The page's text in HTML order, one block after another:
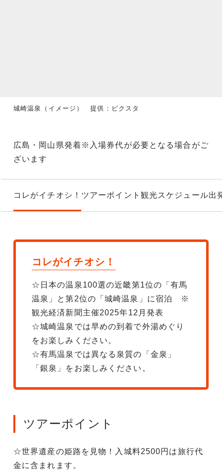
城崎温泉（イメージ） 提供：ピクスタ
広島・岡山県発着※入場券代が必要となる場合がご
ざいます
コレがイチオシ！ ツアーポイント 観光スケジュール出
コレがイチオシ！
☆日本の温泉100選の近畿第1位の「有馬
温泉」と第2位の「城崎温泉」に宿泊 ※
観光経済新聞主催2025年12月発表
☆城崎温泉では早めの到着で外湯めぐり
をお楽しみください。
☆有馬温泉では異なる泉質の「金泉」
「銀泉」をお楽しみください。
ツアーポイント
☆世界遺産の姫路を見物！入城料2500円は旅行代
金に含まれます。